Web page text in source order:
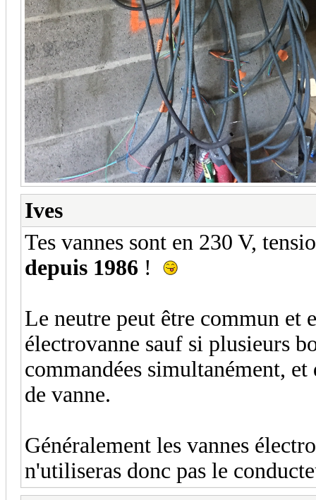
Ives
Tes vannes sont en 230 V,
depuis 1986 !
Le neutre peut être commun
électrovanne sauf si plusieurs
commandées simultanément,
de vanne.
Généralement les vannes
n'utiliseras donc pas le